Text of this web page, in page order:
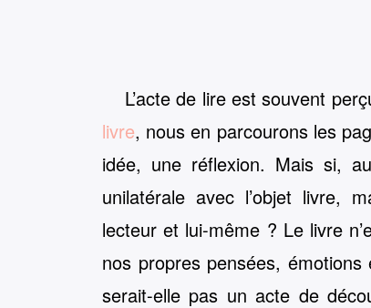
L’acte de lire est souvent
livre, nous en parcourons les
idée, une réflexion. Mais si,
unilatérale avec l’objet livre,
lecteur et lui-même ? Le livre
nos propres pensées,
serait-elle pas un acte de